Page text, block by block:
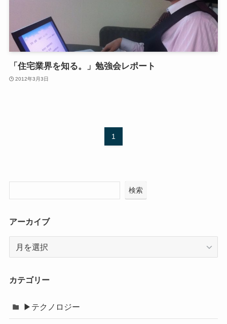
「住宅業界を知る。」勉強会レポート
2012年3月3日
1
検索
アーカイブ
イ
カテゴリー
▶テクノロジー